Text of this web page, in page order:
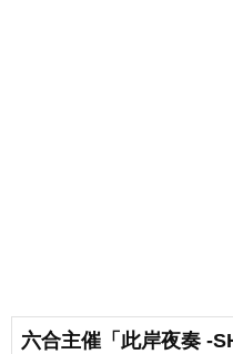
六合主催「此岸夜奏 -